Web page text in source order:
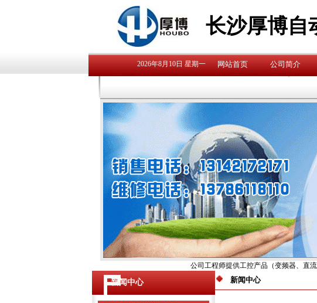
长沙厚博自
2026年8月10日 星期一 网站首页 公司简介
公司工程师提供工控产品（变频器、直
新闻中心 新闻中心